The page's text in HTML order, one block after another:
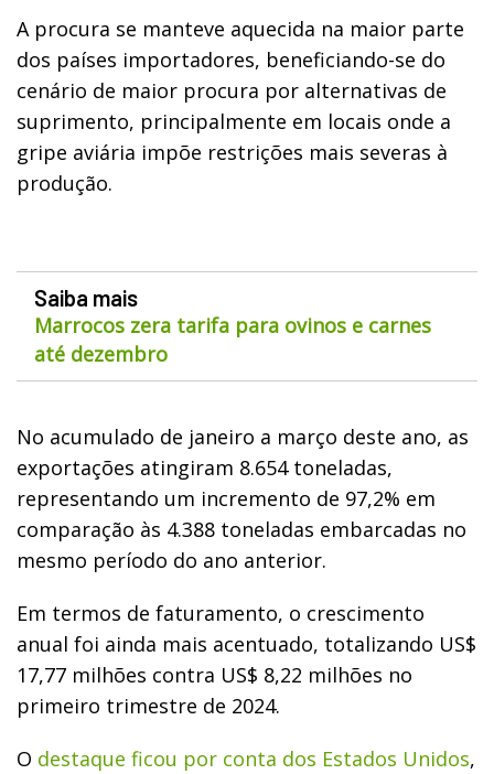
A procura se manteve aquecida na maior parte
dos países importadores, beneficiando-se do
cenário de maior procura por alternativas de
suprimento, principalmente em locais onde a
gripe aviária impõe restrições mais severas à
produção.
Saiba mais
Marrocos zera tarifa para ovinos e carnes
até dezembro
No acumulado de janeiro a março deste ano, as
exportações atingiram 8.654 toneladas,
representando um incremento de 97,2% em
comparação às 4.388 toneladas embarcadas no
mesmo período do ano anterior.
Em termos de faturamento, o crescimento
anual foi ainda mais acentuado, totalizando US$
17,77 milhões contra US$ 8,22 milhões no
primeiro trimestre de 2024.
O destaque ficou por conta dos Estados Unidos,